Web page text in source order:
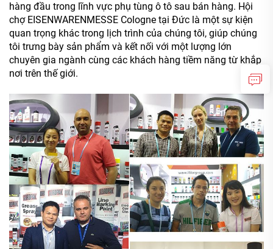
hàng đầu trong lĩnh vực phụ tùng ô tô sau bán hàng. Hội
chợ EISENWARENMESSE Cologne tại Đức là một sự kiện
quan trọng khác trong lịch trình của chúng tôi, giúp chúng
tôi trưng bày sản phẩm và kết nối với một lượng lớn
chuyên gia ngành cùng các khách hàng tiềm năng từ khắp
nơi trên thế giới.